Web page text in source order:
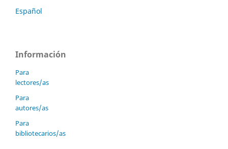
Español
Información
Para
lectores/as
Para
autores/as
Para
bibliotecarios/as